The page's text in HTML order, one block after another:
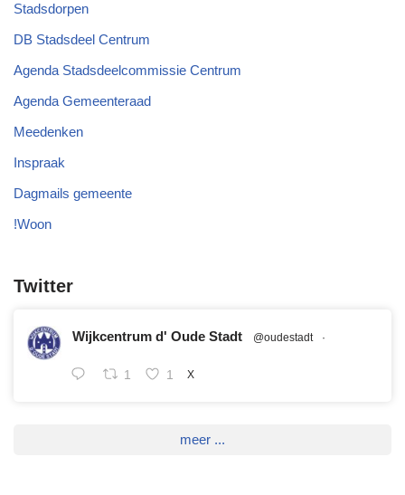
Stadsdorpen
DB Stadsdeel Centrum
Agenda Stadsdeelcommissie Centrum
Agenda Gemeenteraad
Meedenken
Inspraak
Dagmails gemeente
!Woon
Twitter
Wijkcentrum d' Oude Stadt @oudestadt ·
1 1 X
meer ...